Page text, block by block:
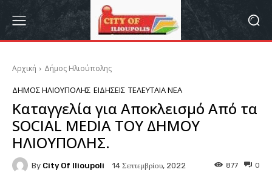
Αρχική Δήμος Ηλιούπολης
ΔΉΜΟΣ ΗΛΙΟΎΠΟΛΗΣ ΕΙΔΉΣΕΙΣ ΤΕΛΕΥΤΑΊΑ ΝΈΑ
Καταγγελία για Αποκλεισμό Από τα
SOCIAL MEDIA ΤΟΥ ΔΗΜΟΥ
ΗΛΙΟΥΠΟΛΗΣ.
By City Of Ilioupoli 14 Σεπτεμβρίου, 2022 0
877